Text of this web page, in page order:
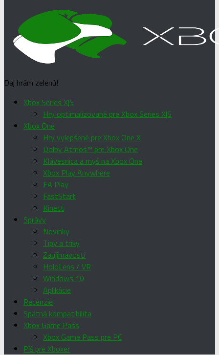
Daj hrám zelenú!
Xbox Series X|S
Hry optimalizované pre Xbox Series X|S
Xbox One
Hry vylepšené pre Xbox One X
Dolby Atmos™ pre Xbox One
Klávesnica a myš na Xbox One
Xbox Play Anywhere
EA Play
FastStart
Kinect
Správy
Novinky
Tipy a triky
Zaujímavosti
HoloLens / VR
Windows 10
Aplikácie
Recenzie
Spätná kompatibilita
Xbox Game Pass
Xbox Game Pass pre PC
Píš pre Xboxer